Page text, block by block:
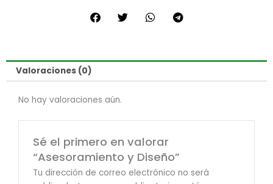
Valoraciones (0)
No hay valoraciones aún.
Sé el primero en valorar
“Asesoramiento y Diseño”
Tu dirección de correo electrónico no será